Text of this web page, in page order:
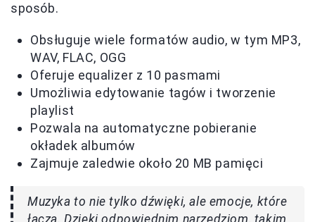
sposób.
Obsługuje wiele formatów audio, w tym MP3,
WAV, FLAC, OGG
Oferuje equalizer z 10 pasmami
Umożliwia edytowanie tagów i tworzenie
playlist
Pozwala na automatyczne pobieranie
okładek albumów
Zajmuje zaledwie około 20 MB pamięci
Muzyka to nie tylko dźwięki, ale emocje, które